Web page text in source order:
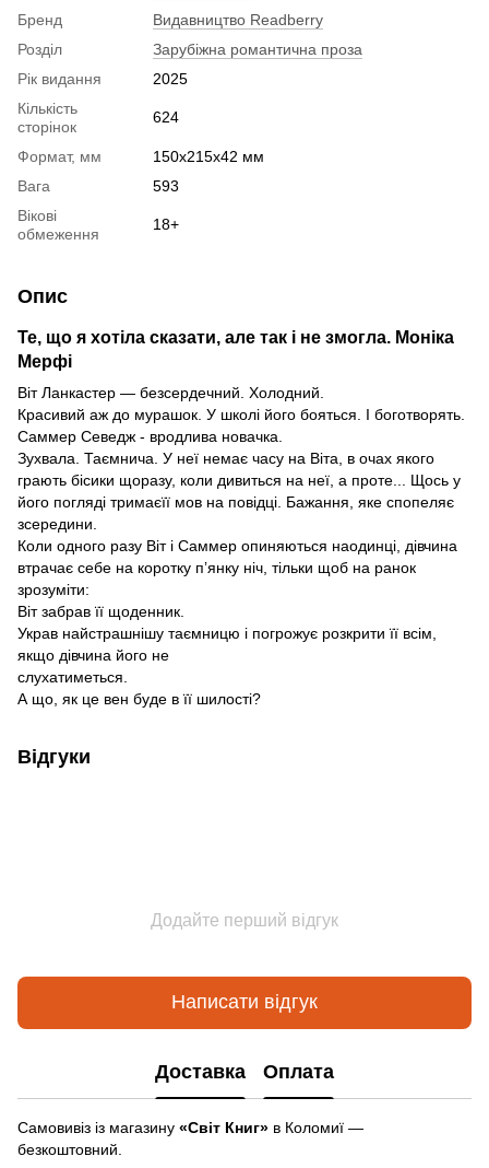
Бренд
Видавництво Readberry
Розділ
Зарубіжна романтична проза
Рік видання
2025
Кількість
сторінок
624
Формат, мм
150х215х42 мм
Вага
593
Вікові
обмеження
18+
Опис
Те, що я хотіла сказати, але так і не змогла. Моніка
Мерфі
Віт Ланкастер — безсердечний. Холодний.
Красивий аж до мурашок. У школі його бояться. І боготворять.
Саммер Севедж - вродлива новачка.
Зухвала. Таємнича. У неї немає часу на Віта, в очах якого
грають бісики щоразу, коли дивиться на неї, а проте... Щось у
його погляді тримаєїї мов на повідці. Бажання, яке спопеляє
зсередини.
Коли одного разу Віт і Саммер опиняються наодинці, дівчина
втрачає себе на коротку пʼянку ніч, тільки щоб на ранок
зрозуміти:
Віт забрав її щоденник.
Украв найстрашнішу таємницю і погрожує розкрити її всім,
якщо дівчина його не
слухатиметься.
А що, як це вен буде в її шилості?
Відгуки
Додайте перший відгук
Написати відгук
Доставка Оплата
Самовивіз із магазину «Світ Книг» в Коломиї —
безкоштовний.